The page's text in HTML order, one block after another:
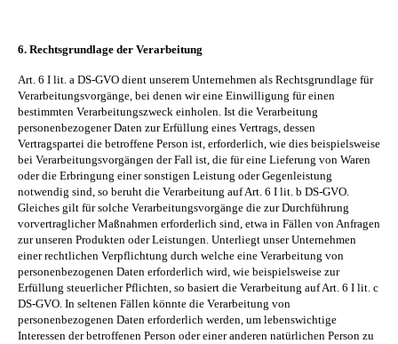
6. Rechtsgrundlage der Verarbeitung
Art. 6 I lit. a DS-GVO dient unserem Unternehmen als Rechtsgrundlage für
Verarbeitungsvorgänge, bei denen wir eine Einwilligung für einen
bestimmten Verarbeitungszweck einholen. Ist die Verarbeitung
personenbezogener Daten zur Erfüllung eines Vertrags, dessen
Vertragspartei die betroffene Person ist, erforderlich, wie dies beispielsweise
bei Verarbeitungsvorgängen der Fall ist, die für eine Lieferung von Waren
oder die Erbringung einer sonstigen Leistung oder Gegenleistung
notwendig sind, so beruht die Verarbeitung auf Art. 6 I lit. b DS-GVO.
Gleiches gilt für solche Verarbeitungsvorgänge die zur Durchführung
vorvertraglicher Maßnahmen erforderlich sind, etwa in Fällen von Anfragen
zur unseren Produkten oder Leistungen. Unterliegt unser Unternehmen
einer rechtlichen Verpflichtung durch welche eine Verarbeitung von
personenbezogenen Daten erforderlich wird, wie beispielsweise zur
Erfüllung steuerlicher Pflichten, so basiert die Verarbeitung auf Art. 6 I lit. c
DS-GVO. In seltenen Fällen könnte die Verarbeitung von
personenbezogenen Daten erforderlich werden, um lebenswichtige
Interessen der betroffenen Person oder einer anderen natürlichen Person zu